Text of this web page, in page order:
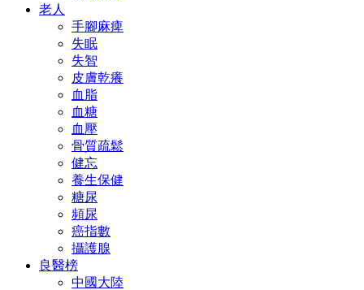
老人
手腳麻痺
失眠
失智
皮膚乾癢
血脂
血糖
血壓
骨質疏鬆
健忘
養生保健
糖尿
頻尿
癌指數
攝護腺
良醫榜
中國大陸